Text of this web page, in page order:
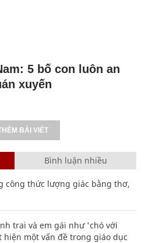
5 bố con luôn an
xuyến
BÀI VIẾT
Bình luận nhiều
công thức lượng giác bằng thơ,
trai và em gái như 'chó với
một vấn đề trong giáo dục